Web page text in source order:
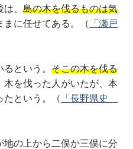
は、島の木を伐るものは気
まに任せてある。（
「瀬戸
るという。そこの木を伐る
木を伐った人がいたが、本
たという。（
「長野県史
地の上から二俣か三俣に分